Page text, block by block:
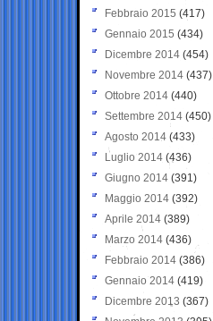
Febbraio 2015 (417)
Gennaio 2015 (434)
Dicembre 2014 (454)
Novembre 2014 (437)
Ottobre 2014 (440)
Settembre 2014 (450)
Agosto 2014 (433)
Luglio 2014 (436)
Giugno 2014 (391)
Maggio 2014 (392)
Aprile 2014 (389)
Marzo 2014 (436)
Febbraio 2014 (386)
Gennaio 2014 (419)
Dicembre 2013 (367)